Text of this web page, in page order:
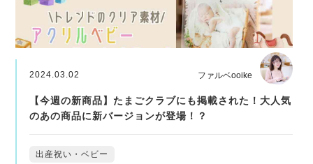
ファルベooike
2024.03.02
【今週の新商品】たまごクラブにも掲載された！大人気
のあの商品に新バージョンが登場！？
出産祝い・ベビー